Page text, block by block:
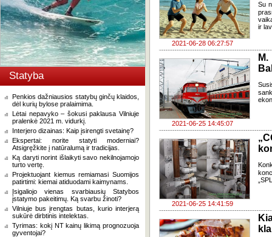
Statyba
Penkios dažniausios statybų ginčų klaidos,
dėl kurių bylose pralaimima.
Lėtai nepavyko – šokusi paklausa Vilniuje
pralenkė 2021 m. vidurkį.
Interjero dizainas: Kaip įsirengti svetainę?
Ekspertai: norite statyti moderniai?
Atsigręžkite į natūralumą ir tradicijas.
Ką daryti norint išlaikyti savo nekilnojamojo
turto vertę.
Projektuojant kiemus remiamasi Suomijos
patirtimi: kiemai atiduodami kaimynams.
Įsigaliojo vienas svarbiausių Statybos
įstatymo pakeitimų. Ką svarbu žinoti?
Vilniuje bus įrengtas butas, kurio interjerą
sukūrė dirbtinis intelektas.
Tyrimas: kokį NT kainų likimą prognozuoja
gyventojai?
2021-06-28 06:27:57
Su
ir
2021-06-25 14:45:07
2021-06-25 14:41:59